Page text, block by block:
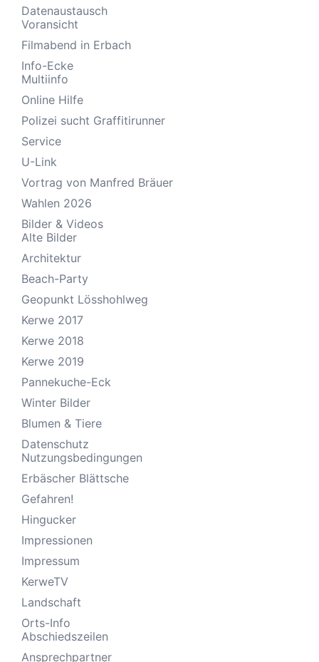
Datenaustausch
Voransicht
Filmabend in Erbach
Info-Ecke
Multiinfo
Online Hilfe
Polizei sucht Graffitirunner
Service
U-Link
Vortrag von Manfred Bräuer
Wahlen 2026
Bilder & Videos
Alte Bilder
Architektur
Beach-Party
Geopunkt Lösshohlweg
Kerwe 2017
Kerwe 2018
Kerwe 2019
Pannekuche-Eck
Winter Bilder
Blumen & Tiere
Datenschutz
Nutzungsbedingungen
Erbäscher Blättsche
Gefahren!
Hingucker
Impressionen
Impressum
KerweTV
Landschaft
Orts-Info
Abschiedszeilen
Ansprechpartner